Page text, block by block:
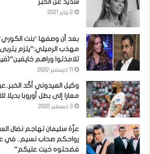
شديد عن الخبر
2 يناير 2021
بعد أن وصفها ‘بنت
مهذب الرميلي:”يلزم
تلامذتوا وراهم
وكيل العيدوني أكّد
معارا إلى بطل أوروبا بديلا
3 ديسمبر 2022
عزّة سليمان تهاجم نضال
رواحكم صحاب نسيم.. في
فضحتوه خيت عليكم”